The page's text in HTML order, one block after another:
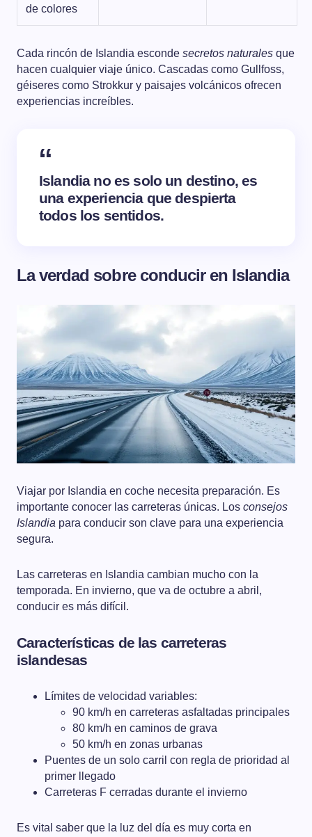
de colores
Cada rincón de Islandia esconde secretos naturales que
hacen cualquier viaje único. Cascadas como Gullfoss,
géiseres como Strokkur y paisajes volcánicos ofrecen
experiencias increíbles.
Islandia no es solo un destino, es
una experiencia que despierta
todos los sentidos.
La verdad sobre conducir en Islandia
Viajar por Islandia en coche necesita preparación. Es
importante conocer las carreteras únicas. Los consejos
Islandia para conducir son clave para una experiencia
segura.
Las carreteras en Islandia cambian mucho con la
temporada. En invierno, que va de octubre a abril,
conducir es más difícil.
Características de las carreteras
islandesas
Límites de velocidad variables:
90 km/h en carreteras asfaltadas principales
80 km/h en caminos de grava
50 km/h en zonas urbanas
Puentes de un solo carril con regla de prioridad al
primer llegado
Carreteras F cerradas durante el invierno
Es vital saber que la luz del día es muy corta en